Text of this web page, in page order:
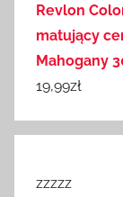
Revlon
matujący
Mahogany
19,99zł
zzzzz